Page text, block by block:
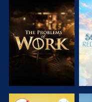
UDFORSK
SERIEN